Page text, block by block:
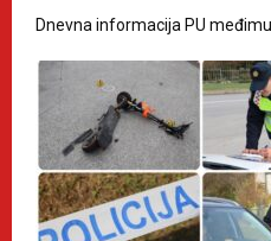
Dnevna informacija PU